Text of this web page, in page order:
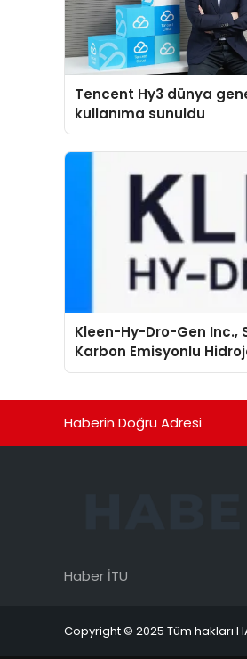
Tencent Hy3 dünya
kullanıma sunuldu
Kleen-Hy-Dro-Gen Inc.,
Karbon Emisyonlu
Isıtma Teknolojisinde
Haberin Doğru Adresi
Haber İTU
Copyright © 2025 Tüm hakları